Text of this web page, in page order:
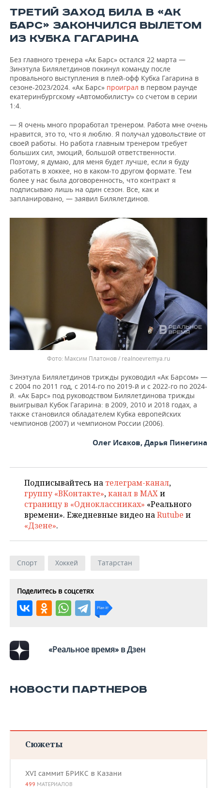
ТРЕТИЙ ЗАХОД БИЛА В «АК
БАРС» ЗАКОНЧИЛСЯ ВЫЛЕТОМ
ИЗ КУБКА ГАГАРИНА
Без главного тренера «Ак Барс» остался 22 марта —
Зинэтула Билялетдинов покинул команду после
провального выступления в плей-офф Кубка Гагарина в
сезоне-2023/2024. «Ак Барс» проиграл в первом раунде
екатеринбургскому «Автомобилисту» со счетом в серии
1:4.
— Я очень много проработал тренером. Работа мне очень
нравится, это то, что я люблю. Я получал удовольствие от
своей работы. Но работа главным тренером требует
больших сил, эмоций, большой ответственности.
Поэтому, я думаю, для меня будет лучше, если я буду
работать в хоккее, но в каком-то другом формате. Тем
более у нас была договоренность, что контракт я
подписываю лишь на один сезон. Все, как и
запланировано, — заявил Билялетдинов.
Максим Платонов / realnoevremya.ru
Зинэтула Билялетдинов трижды руководил «Ак Барсом» —
с 2004 по 2011 год, с 2014-го по 2019-й и с 2022-го по 2024-
й. «Ак Барс» под руководством Билялетдинова трижды
выигрывал Кубок Гагарина: в 2009, 2010 и 2018 годах, а
также становился обладателем Кубка европейских
чемпионов (2007) и чемпионом России (2006).
Олег Исаков, Дарья Пинегина
Подписывайтесь на телеграм-канал,
группу «ВКонтакте»,канал в MAXи
страницу в «Одноклассниках» «Реального
времени». Ежедневные видео наRutube и
«Дзене».
Спорт Хоккей Татарстан
Поделитесь в соцсетях
«Реальное время» в Дзен
НОВОСТИ ПАРТНЕРОВ
Сюжеты
XVI саммит БРИКС в Казани
499 МАТЕРИАЛОВ